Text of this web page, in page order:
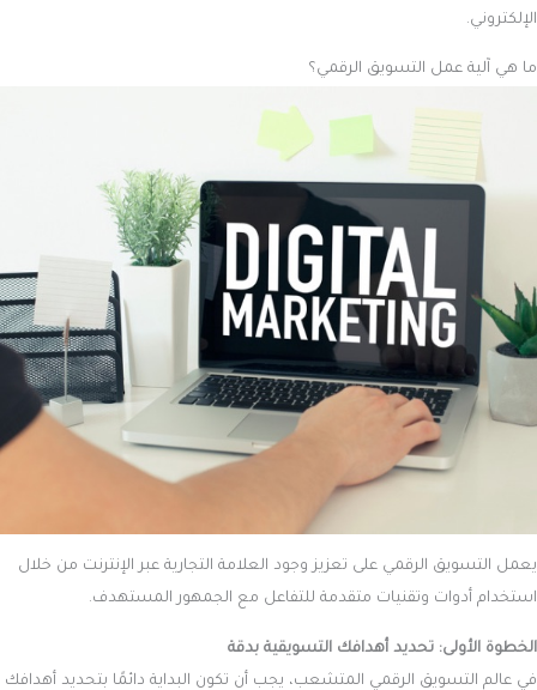
الإلكتروني.
ما هي آلية عمل التسويق الرقمي؟
يعمل التسويق الرقمي على تعزيز وجود العلامة التجارية عبر الإنترنت من خلال
استخدام أدوات وتقنيات متقدمة للتفاعل مع الجمهور المستهدف.
الخطوة الأولى: تحديد أهدافك التسويقية بدقة
في عالم التسويق الرقمي المتشعب، يجب أن تكون البداية دائمًا بتحديد أهدافك